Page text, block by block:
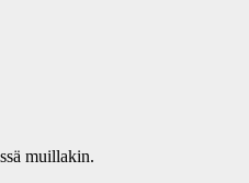
muillakin.